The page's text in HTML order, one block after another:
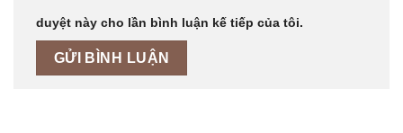
duyệt này cho lần bình luận kế tiếp của tôi.